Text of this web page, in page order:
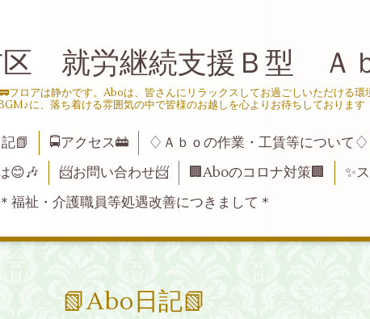
区 就労継続支援Ｂ型 Ａ
フロアは静かです。Aboは、皆さんにリラックスしてお過ごしいただける環
に、落ち着ける雰囲気の中で皆様のお越しを心よりお待ちしております
📗 🚍アクセス🚋 ♢Ａｂｏの作業・工賃等について♢
😊🎶
📨お問い合わせ📨 🏢Aboのコロナ対策🏢
✨
＊福祉・介護職員等処遇改善につきまして＊
📗Abo日記📗